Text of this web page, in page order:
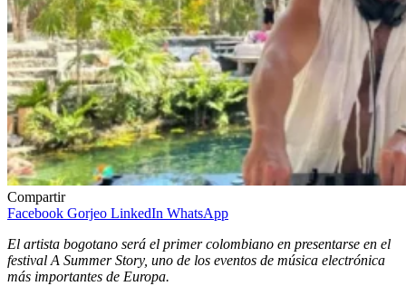
Compartir
Facebook Gorjeo LinkedIn WhatsApp
El artista bogotano será el primer colombiano en presentarse en el
festival A Summer Story, uno de los eventos de música electrónica
más importantes de Europa.